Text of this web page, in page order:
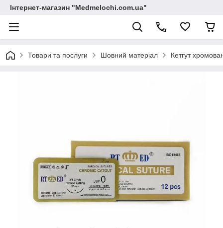
Інтернет-магазин "Medmelochi.com.ua"
Товари та послуги Шовний матеріал Кетгут